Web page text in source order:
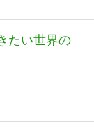
たい世界の